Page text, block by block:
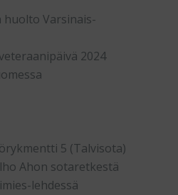
huolto Varsinais-
2024
5 (Talvisota)
Ahon sotaretkestä
lehdessä